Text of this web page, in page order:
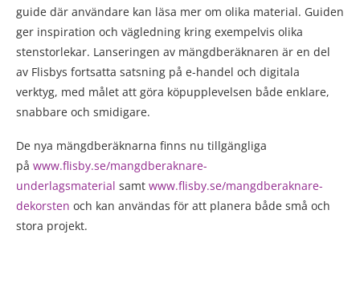
guide där användare kan läsa mer om olika material. Guiden
ger inspiration och vägledning kring exempelvis olika
stenstorlekar. Lanseringen av mängdberäknaren är en del
av Flisbys fortsatta satsning på e-handel och digitala
verktyg, med målet att göra köpupplevelsen både enklare,
snabbare och smidigare.
De nya mängdberäknarna finns nu tillgängliga
på www.flisby.se/mangdberaknare-
underlagsmaterial samt www.flisby.se/mangdberaknare-
dekorsten och kan användas för att planera både små och
stora projekt.